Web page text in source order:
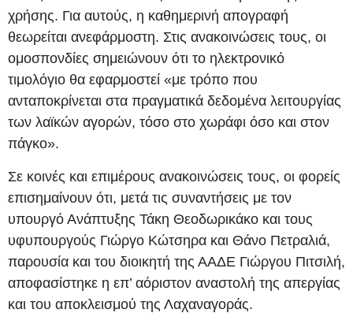
χρήσης. Για αυτούς, η καθημερινή απογραφή
θεωρείται ανεφάρμοστη. Στις ανακοινώσεις τους, οι
ομοσπονδίες σημειώνουν ότι το ηλεκτρονικό
τιμολόγιο θα εφαρμοστεί «με τρόπο που
ανταποκρίνεται στα πραγματικά δεδομένα λειτουργίας
των λαϊκών αγορών, τόσο στο χωράφι όσο και στον
πάγκο».
Σε κοινές και επιμέρους ανακοινώσεις τους, οι φορείς
επισημαίνουν ότι, μετά τις συναντήσεις με τον
υπουργό Ανάπτυξης Τάκη Θεοδωρικάκο και τους
υφυπουργούς Γιώργο Κώτσηρα και Θάνο Πετραλιά,
παρουσία και του διοικητή της ΑΑΔΕ Γιώργου Πιτσιλή,
αποφασίστηκε η επ’ αόριστον αναστολή της απεργίας
και του αποκλεισμού της Λαχαναγοράς.